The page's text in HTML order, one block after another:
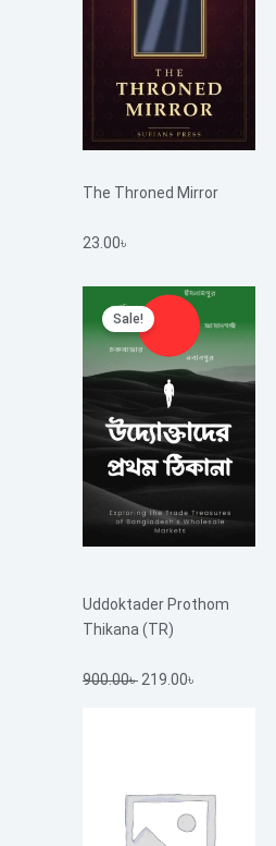
The Throned Mirror
23.00৳
Sale!
Uddoktader Prothom
Thikana (TR)
900.00৳
Original
price
was:
900.00৳ .
219.00৳
Current
price
219.00৳ .